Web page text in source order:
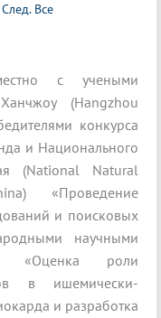
След. Все
с учеными
(Hangzhou
конкурса
и Национального
(National Natural
«Проведение
и поисковых
научными
«Оценка роли
в ишемически-
и разработка